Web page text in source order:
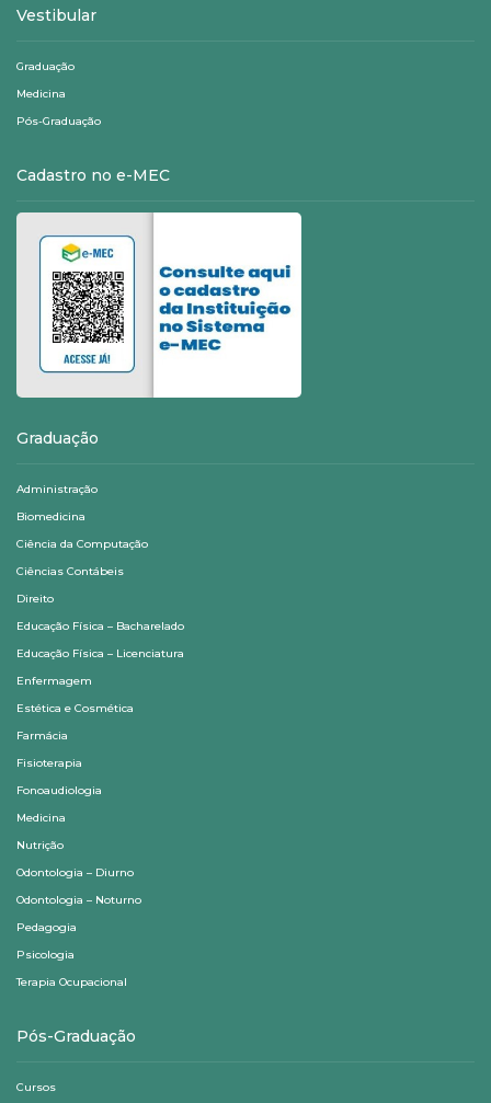
Vestibular
Graduação
Medicina
Pós-Graduação
Cadastro no e-MEC
Graduação
Administração
Biomedicina
Ciência da Computação
Ciências Contábeis
Direito
Educação Física – Bacharelado
Educação Física – Licenciatura
Enfermagem
Estética e Cosmética
Farmácia
Fisioterapia
Fonoaudiologia
Medicina
Nutrição
Odontologia – Diurno
Odontologia – Noturno
Pedagogia
Psicologia
Terapia Ocupacional
Pós-Graduação
Cursos